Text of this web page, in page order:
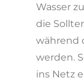
Wasser
die
während
werden.
ins Netz